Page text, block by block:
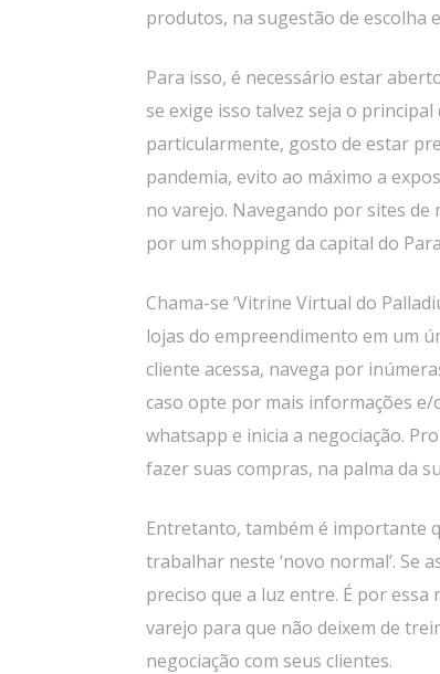
produtos, na sugestão de escolha
Para isso, é necessário estar
se exige isso talvez seja o
particularmente, gosto de estar
pandemia, evito ao máximo a
no varejo. Navegando por sites
por um shopping da capital do
Chama-se ‘Vitrine Virtual do
lojas do empreendimento em um
cliente acessa, navega por
caso opte por mais informações
whatsapp e inicia a negociação.
fazer suas compras, na palma da
Entretanto, também é importante
trabalhar neste ‘novo normal’. Se
preciso que a luz entre. É por
varejo para que não deixem de
negociação com seus clientes.